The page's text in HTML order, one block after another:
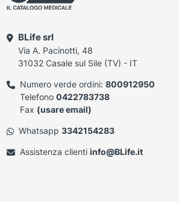
BLife srl
Via A. Pacinotti, 48
31032 Casale sul Sile (TV) - IT
Numero verde ordini: 800912950
Telefono 0422783738
Fax (usare email)
Whatsapp 3342154283
Assistenza clienti info@BLife.it